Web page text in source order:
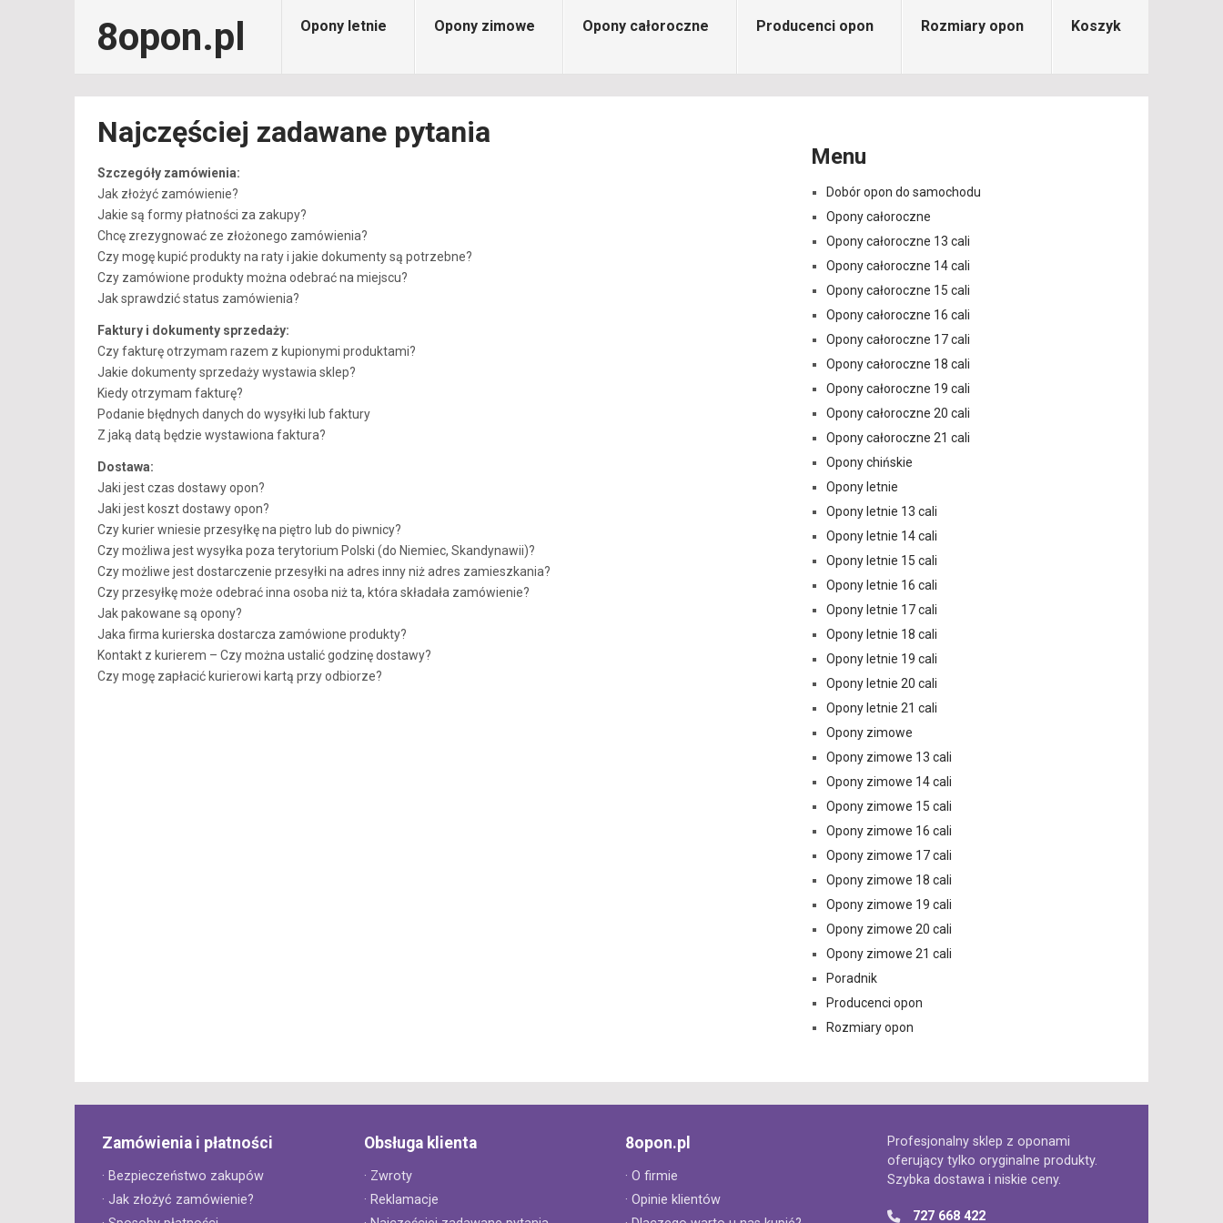
8opon.pl Opony letnie Opony zimowe Opony całoroczne Producenci opon Rozmiary opon Koszyk
Najczęściej zadawane pytania
Szczegóły zamówienia:
Jak złożyć zamówienie?
Jakie są formy płatności za zakupy?
Chcę zrezygnować ze złożonego zamówienia?
Czy mogę kupić produkty na raty i jakie dokumenty są potrzebne?
Czy zamówione produkty można odebrać na miejscu?
Jak sprawdzić status zamówienia?
Faktury i dokumenty sprzedaży:
Czy fakturę otrzymam razem z kupionymi produktami?
Jakie dokumenty sprzedaży wystawia sklep?
Kiedy otrzymam fakturę?
Podanie błędnych danych do wysyłki lub faktury
Z jaką datą będzie wystawiona faktura?
Dostawa:
Jaki jest czas dostawy opon?
Jaki jest koszt dostawy opon?
Czy kurier wniesie przesyłkę na piętro lub do piwnicy?
Czy możliwa jest wysyłka poza terytorium Polski (do Niemiec, Skandynawii)?
Czy możliwe jest dostarczenie przesyłki na adres inny niż adres zamieszkania?
Czy przesyłkę może odebrać inna osoba niż ta, która składała zamówienie?
Jak pakowane są opony?
Jaka firma kurierska dostarcza zamówione produkty?
Kontakt z kurierem – Czy można ustalić godzinę dostawy?
Czy mogę zapłacić kurierowi kartą przy odbiorze?
Menu
Dobór opon do samochodu
Opony całoroczne
Opony całoroczne 13 cali
Opony całoroczne 14 cali
Opony całoroczne 15 cali
Opony całoroczne 16 cali
Opony całoroczne 17 cali
Opony całoroczne 18 cali
Opony całoroczne 19 cali
Opony całoroczne 20 cali
Opony całoroczne 21 cali
Opony chińskie
Opony letnie
Opony letnie 13 cali
Opony letnie 14 cali
Opony letnie 15 cali
Opony letnie 16 cali
Opony letnie 17 cali
Opony letnie 18 cali
Opony letnie 19 cali
Opony letnie 20 cali
Opony letnie 21 cali
Opony zimowe
Opony zimowe 13 cali
Opony zimowe 14 cali
Opony zimowe 15 cali
Opony zimowe 16 cali
Opony zimowe 17 cali
Opony zimowe 18 cali
Opony zimowe 19 cali
Opony zimowe 20 cali
Opony zimowe 21 cali
Poradnik
Producenci opon
Rozmiary opon
Zamówienia i płatności
· Bezpieczeństwo zakupów
· Jak złożyć zamówienie?
Obsługa klienta
· Zwroty
· Reklamacje
8opon.pl
· O firmie
· Opinie klientów
Profesjonalny sklep z oponami
oferujący tylko oryginalne produkty.
Szybka dostawa i niskie ceny.
727 668 422